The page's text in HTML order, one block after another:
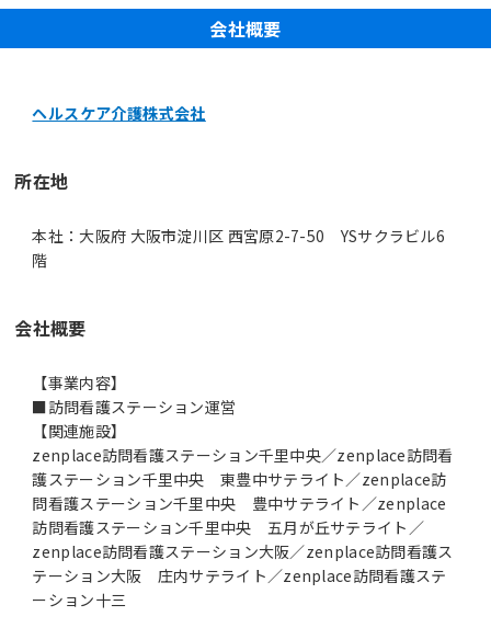
会社概要
ヘルスケア介護株式会社
所在地
本社：大阪府 大阪市淀川区 西宮原2-7-50 YSサクラビル6
階
会社概要
【事業内容】
■訪問看護ステーション運営
【関連施設】
zenplace訪問看護ステーション千里中央／zenplace訪問看
護ステーション千里中央 東豊中サテライト／zenplace訪
問看護ステーション千里中央 豊中サテライト／zenplace
訪問看護ステーション千里中央 五月が丘サテライト／
zenplace訪問看護ステーション大阪／zenplace訪問看護ス
テーション大阪 庄内サテライト／zenplace訪問看護ステ
ーション十三